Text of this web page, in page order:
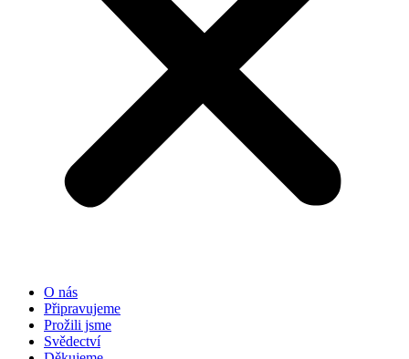
O nás
Připravujeme
Prožili jsme
Svědectví